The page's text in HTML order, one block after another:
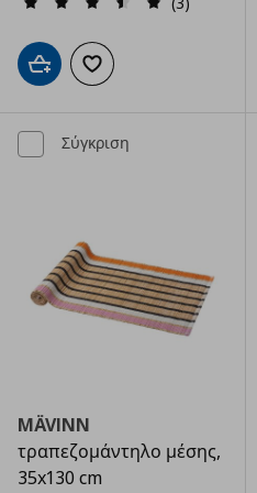
Προσθήκη στο καλάθι
Προσθήκη στα αγαπημένα
Σύγκριση
MÄVINN
τραπεζομάντηλο μέσης,
35x130 cm